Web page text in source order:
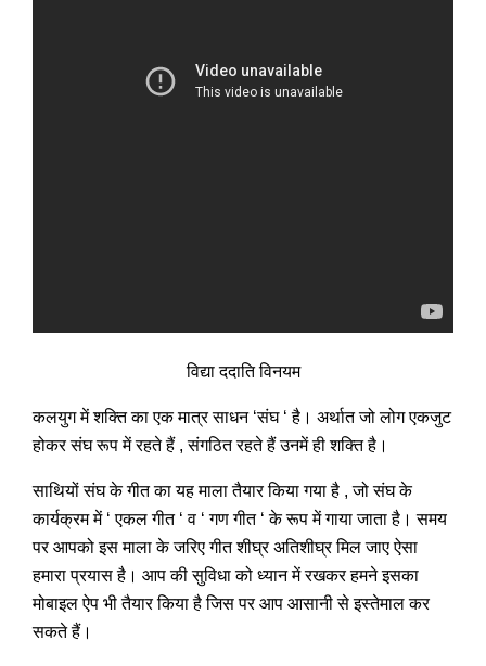
विद्या ददाति विनयम
कलयुग में शक्ति का एक मात्र साधन ‘संघ ‘है। अर्थात जो लोग एकजुट
होकर संघ रूप में रहते हैं ,संगठित रहते हैं उनमें ही शक्ति है।
साथियों संघ के गीत का यह माला तैयार किया गया है ,जो संघ के
कार्यक्रम में ‘एकल गीत ‘व ‘गण गीत ‘के रूप में गाया जाता है। समय
पर आपको इस माला के जरिए गीत शीघ्र अतिशीघ्र मिल जाए ऐसा
हमारा प्रयास है। आप की सुविधा को ध्यान में रखकर हमने इसका
मोबाइल ऐप भी तैयार किया है जिस पर आप आसानी से इस्तेमाल कर
सकते हैं।